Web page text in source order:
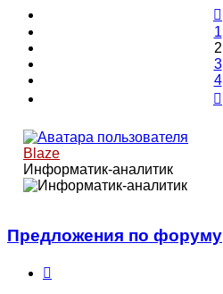
1
2
3
4
Blaze
Информатик-аналитик
Предложения по форуму